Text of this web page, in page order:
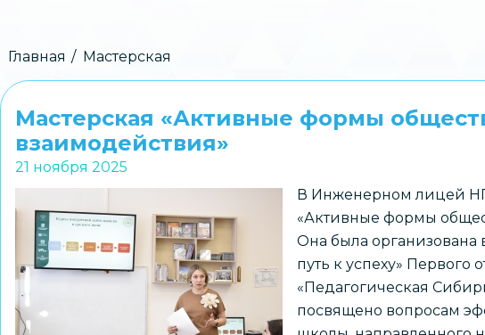
Строка
навигации
Главная Мастерская
Мастерская «Активные формы
взаимодействия»
21 ноября 2025
В Инженерном лицей
«Активные формы
Она была организована
путь к успеху» Первого
«Педагогическая
посвящено вопросам